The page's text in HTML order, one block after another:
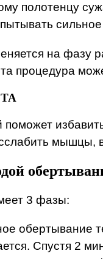
полотенцу
на фазу
процедура
мышцы,
3 фазы:
обертывание
Спустя 2